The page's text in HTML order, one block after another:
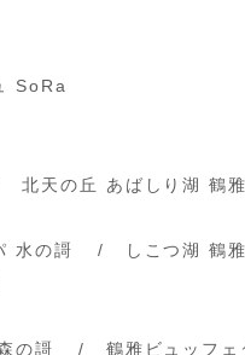
SoRa
北天の丘 あばしり湖 鶴
水の謌 しこつ湖 鶴
の謌 鶴雅ビュッフ